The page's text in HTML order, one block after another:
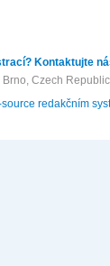
Kontaktujte
Czech Republic